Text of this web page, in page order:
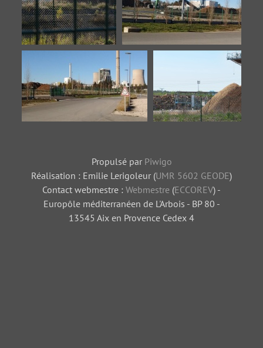
Biomasse-20151106-2 Biomasse-20160902-1
Propulsé par Piwigo
Réalisation : Emilie Lerigoleur (UMR 5602 GEODE)
Contact webmestre : Webmestre (ECCOREV) -
Europôle méditerranéen de L'Arbois - BP 80 -
13545 Aix en Provence Cedex 4